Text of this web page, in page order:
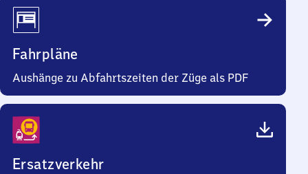
Fahrpläne
Aushänge zu Abfahrtszeiten der Züge als PDF
Ersatzverkehr